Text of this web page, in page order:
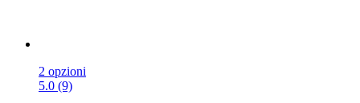
2 opzioni
5.0 (9)